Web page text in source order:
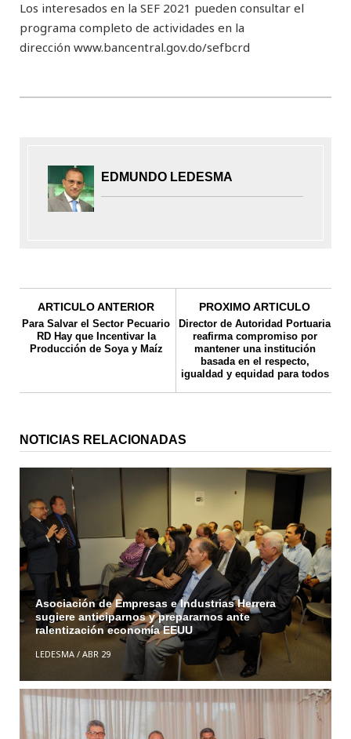
Los interesados en la SEF 2021 pueden consultar el
programa completo de actividades en la
dirección www.bancentral.gov.do/sefbcrd
EDMUNDO LEDESMA
ARTICULO ANTERIOR
Para Salvar el Sector Pecuario
RD Hay que Incentivar la
Producción de Soya y Maíz
PROXIMO ARTICULO
Director de Autoridad Portuaria
reafirma compromiso por
mantener una institución
basada en el respecto,
igualdad y equidad para todos
NOTICIAS RELACIONADAS
Asociación de Empresas e Industrias Herrera
sugiere anticiparnos y prepararnos ante
ralentización economía EEUU
LEDESMA/ ABR 29